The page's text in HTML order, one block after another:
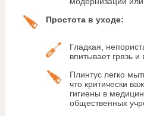
Простота в уходе:
Гладкая,
впитывает грязь и
Плинтус легко
что критически
гигиены в
общественных